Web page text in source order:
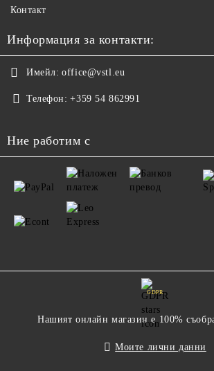
Контакт
Информация за контакти:
Имейл: office@vstl.eu
Телефон: +359 54 862991
Ние работим с
GDPR
Нашият онлайн магазин е 100%
Моите лични данни